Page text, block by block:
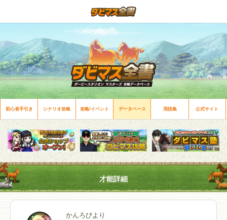
初心者手引き シナリオ攻略 攻略/イベント データベース 用語集 公式サイト
才能詳細
かんろびより